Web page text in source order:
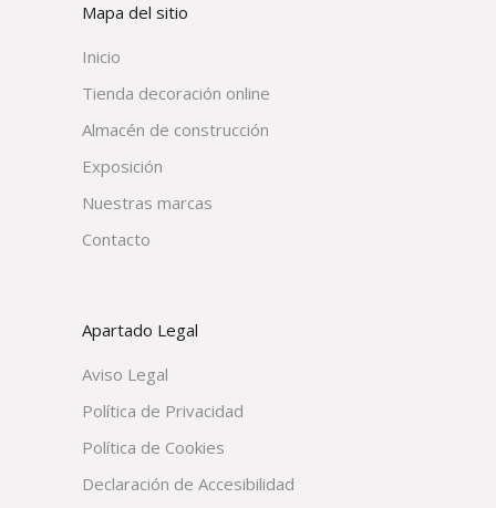
Mapa del sitio
Inicio
Tienda decoración online
Almacén de construcción
Exposición
Nuestras marcas
Contacto
Apartado Legal
Aviso Legal
Política de Privacidad
Política de Cookies
Declaración de Accesibilidad